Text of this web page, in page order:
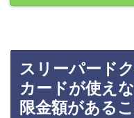
スリーパード
カードが使え
限金額がある